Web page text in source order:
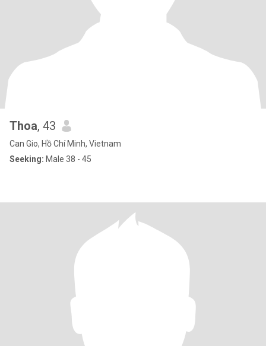
Thoa, 43
Can Gio, Hồ Chí Minh, Vietnam
Seeking: Male 38 - 45